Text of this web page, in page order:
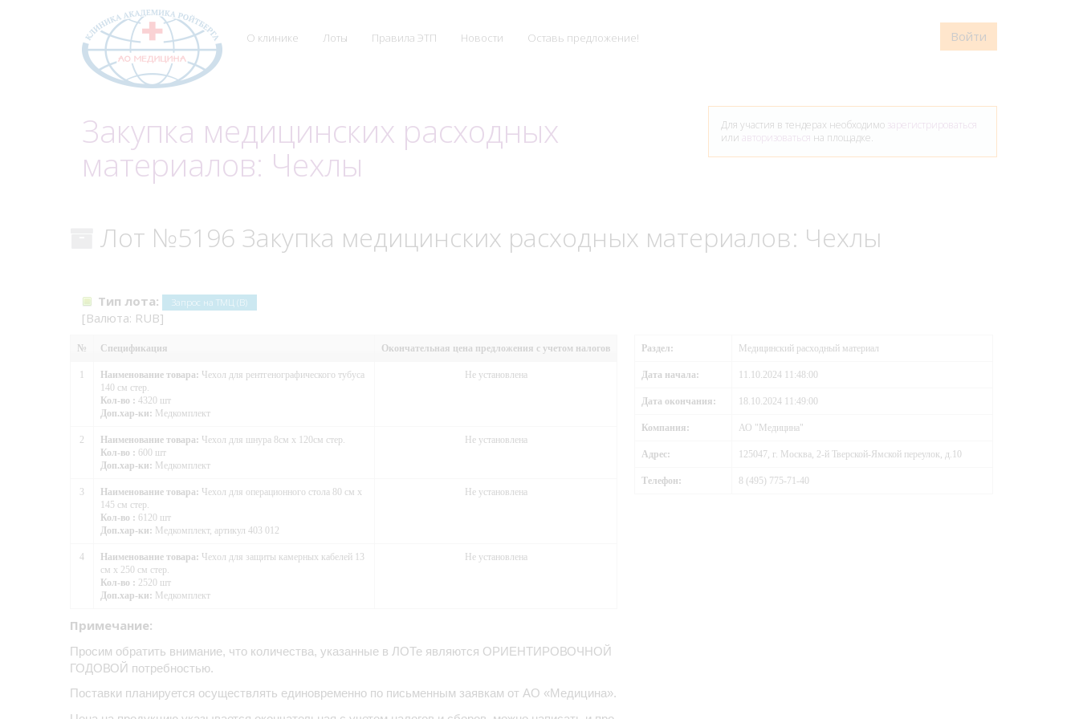
О клинике Лоты Правила ЭТП Новости Оставь предложение! Войти
Закупка медицинских расходных
материалов: Чехлы
Для участия в тендерах необходимо зарегистрироваться
или авторизоваться на площадке.
Лот №5196 Закупка медицинских расходных материалов: Чехлы
Тип лота: Запрос на ТМЦ (В)
[Валюта: RUB]
№ Спецификация Окончательная цена предложения с учетом налогов
Наименование товара: Чехол для рентгенографического тубуса
140 см стер.
Кол-во : 4320 шт
Доп.хар-ки: Медкомплект
Не установлена
2 Наименование товара: Чехол для шнура 8см х 120см стер.
Кол-во : 600 шт
Доп.хар-ки: Медкомплект
Не установлена
3 Наименование товара: Чехол для операционного стола 80 см х
145 см стер.
Кол-во : 6120 шт
Доп.хар-ки: Медкомплект, артикул 403 012
Не установлена
4 Наименование товара: Чехол для защиты камерных кабелей 13
см х 250 см стер.
Кол-во : 2520 шт
Доп.хар-ки: Медкомплект
Не установлена
Примечание:
Просим обратить внимание, что количества, указанные в ЛОТе являются ОРИЕНТИРОВОЧНОЙ
ГОДОВОЙ потребностью.
Поставки планируется осуществлять единовременно по письменным заявкам от АО «Медицина».
Раздел: Медицинский расходный материал
Дата начала: 11.10.2024 11:48:00
Дата окончания: 18.10.2024 11:49:00
Компания: АО "Медицина"
Адрес: 125047, г. Москва, 2-й Тверской-Ямской переулок, д.10
Телефон: 8 (495) 775-71-40